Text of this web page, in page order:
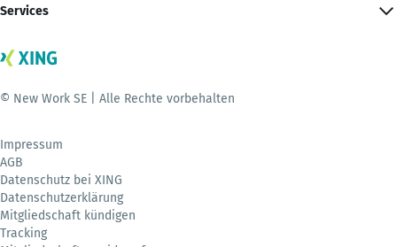
Services
© New Work SE | Alle Rechte vorbehalten
Impressum
AGB
Datenschutz bei XING
Datenschutzerklärung
Mitgliedschaft kündigen
Tracking